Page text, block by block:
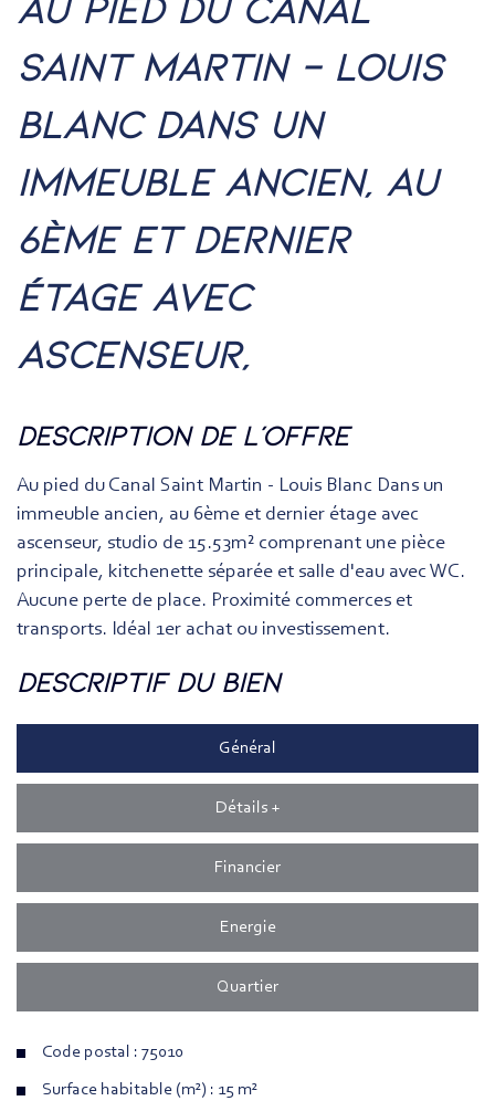
saint martin - louis
blanc dans un
immeuble ancien, au
6ème et dernier
étage avec
ascenseur,
description de l'offre
Au pied du Canal Saint Martin - Louis Blanc Dans un
immeuble ancien, au 6ème et dernier étage avec
ascenseur, studio de 15.53m² comprenant une pièce
principale, kitchenette séparée et salle d'eau avec WC.
Aucune perte de place. Proximité commerces et
transports. Idéal 1er achat ou investissement.
descriptif du bien
Général
Détails +
Financier
Energie
Quartier
Code postal : 75010
Surface habitable (m²) : 15 m²